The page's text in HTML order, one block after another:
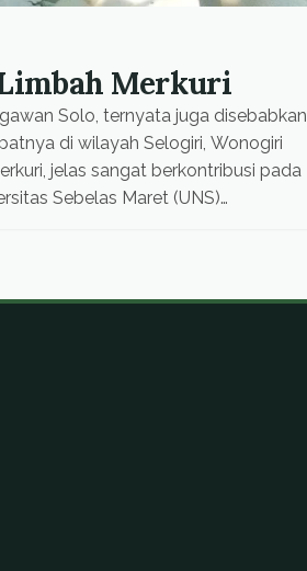
Merkuri
Solo, ternyata juga disebabkan
di wilayah Selogiri, Wonogiri
jelas sangat berkontribusi pada
Sebelas Maret (UNS)